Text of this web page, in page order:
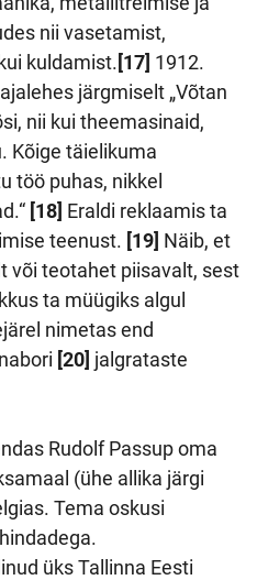
nii vasetamist,
kuldamist.[17] 1912.
järgmiselt „Võtan
nii kui theemasinaid,
Kõige täielikuma
töö puhas, nikkel
[18] Eraldi reklaamis ta
teenust. [19] Näib, et
või teotahet piisavalt, sest
ta müügiks algul
nimetas end
[20] jalgrataste
Rudolf Passup oma
(ühe allika järgi
Tema oskusi
üks Tallinna Eesti